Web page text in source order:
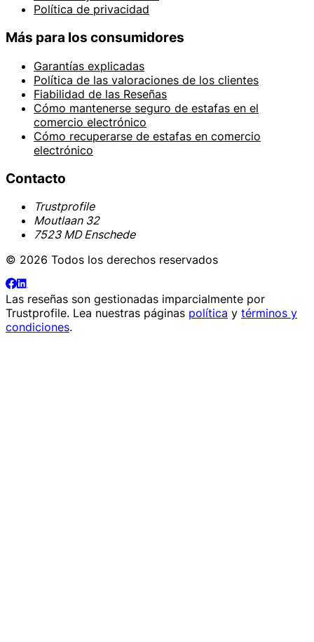
Política de privacidad
Más para los consumidores
Garantías explicadas
Política de las valoraciones de los clientes
Fiabilidad de las Reseñas
Cómo mantenerse seguro de estafas en el
comercio electrónico
Cómo recuperarse de estafas en comercio
electrónico
Contacto
Trustprofile
Moutlaan 32
7523 MD Enschede
© 2026 Todos los derechos reservados
Las reseñas son gestionadas imparcialmente por
Trustprofile. Lea nuestras páginas política y términos y
condiciones.